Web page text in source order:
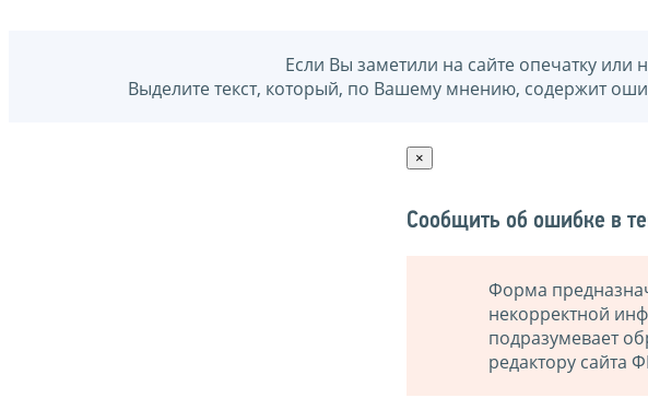
Если Вы заметили на сайте опечатку
Выделите текст, который, по Вашему мнению, содержит
×
Сообщить об ошибке в
Форма
некорректной
подразумевает
редактору сайта